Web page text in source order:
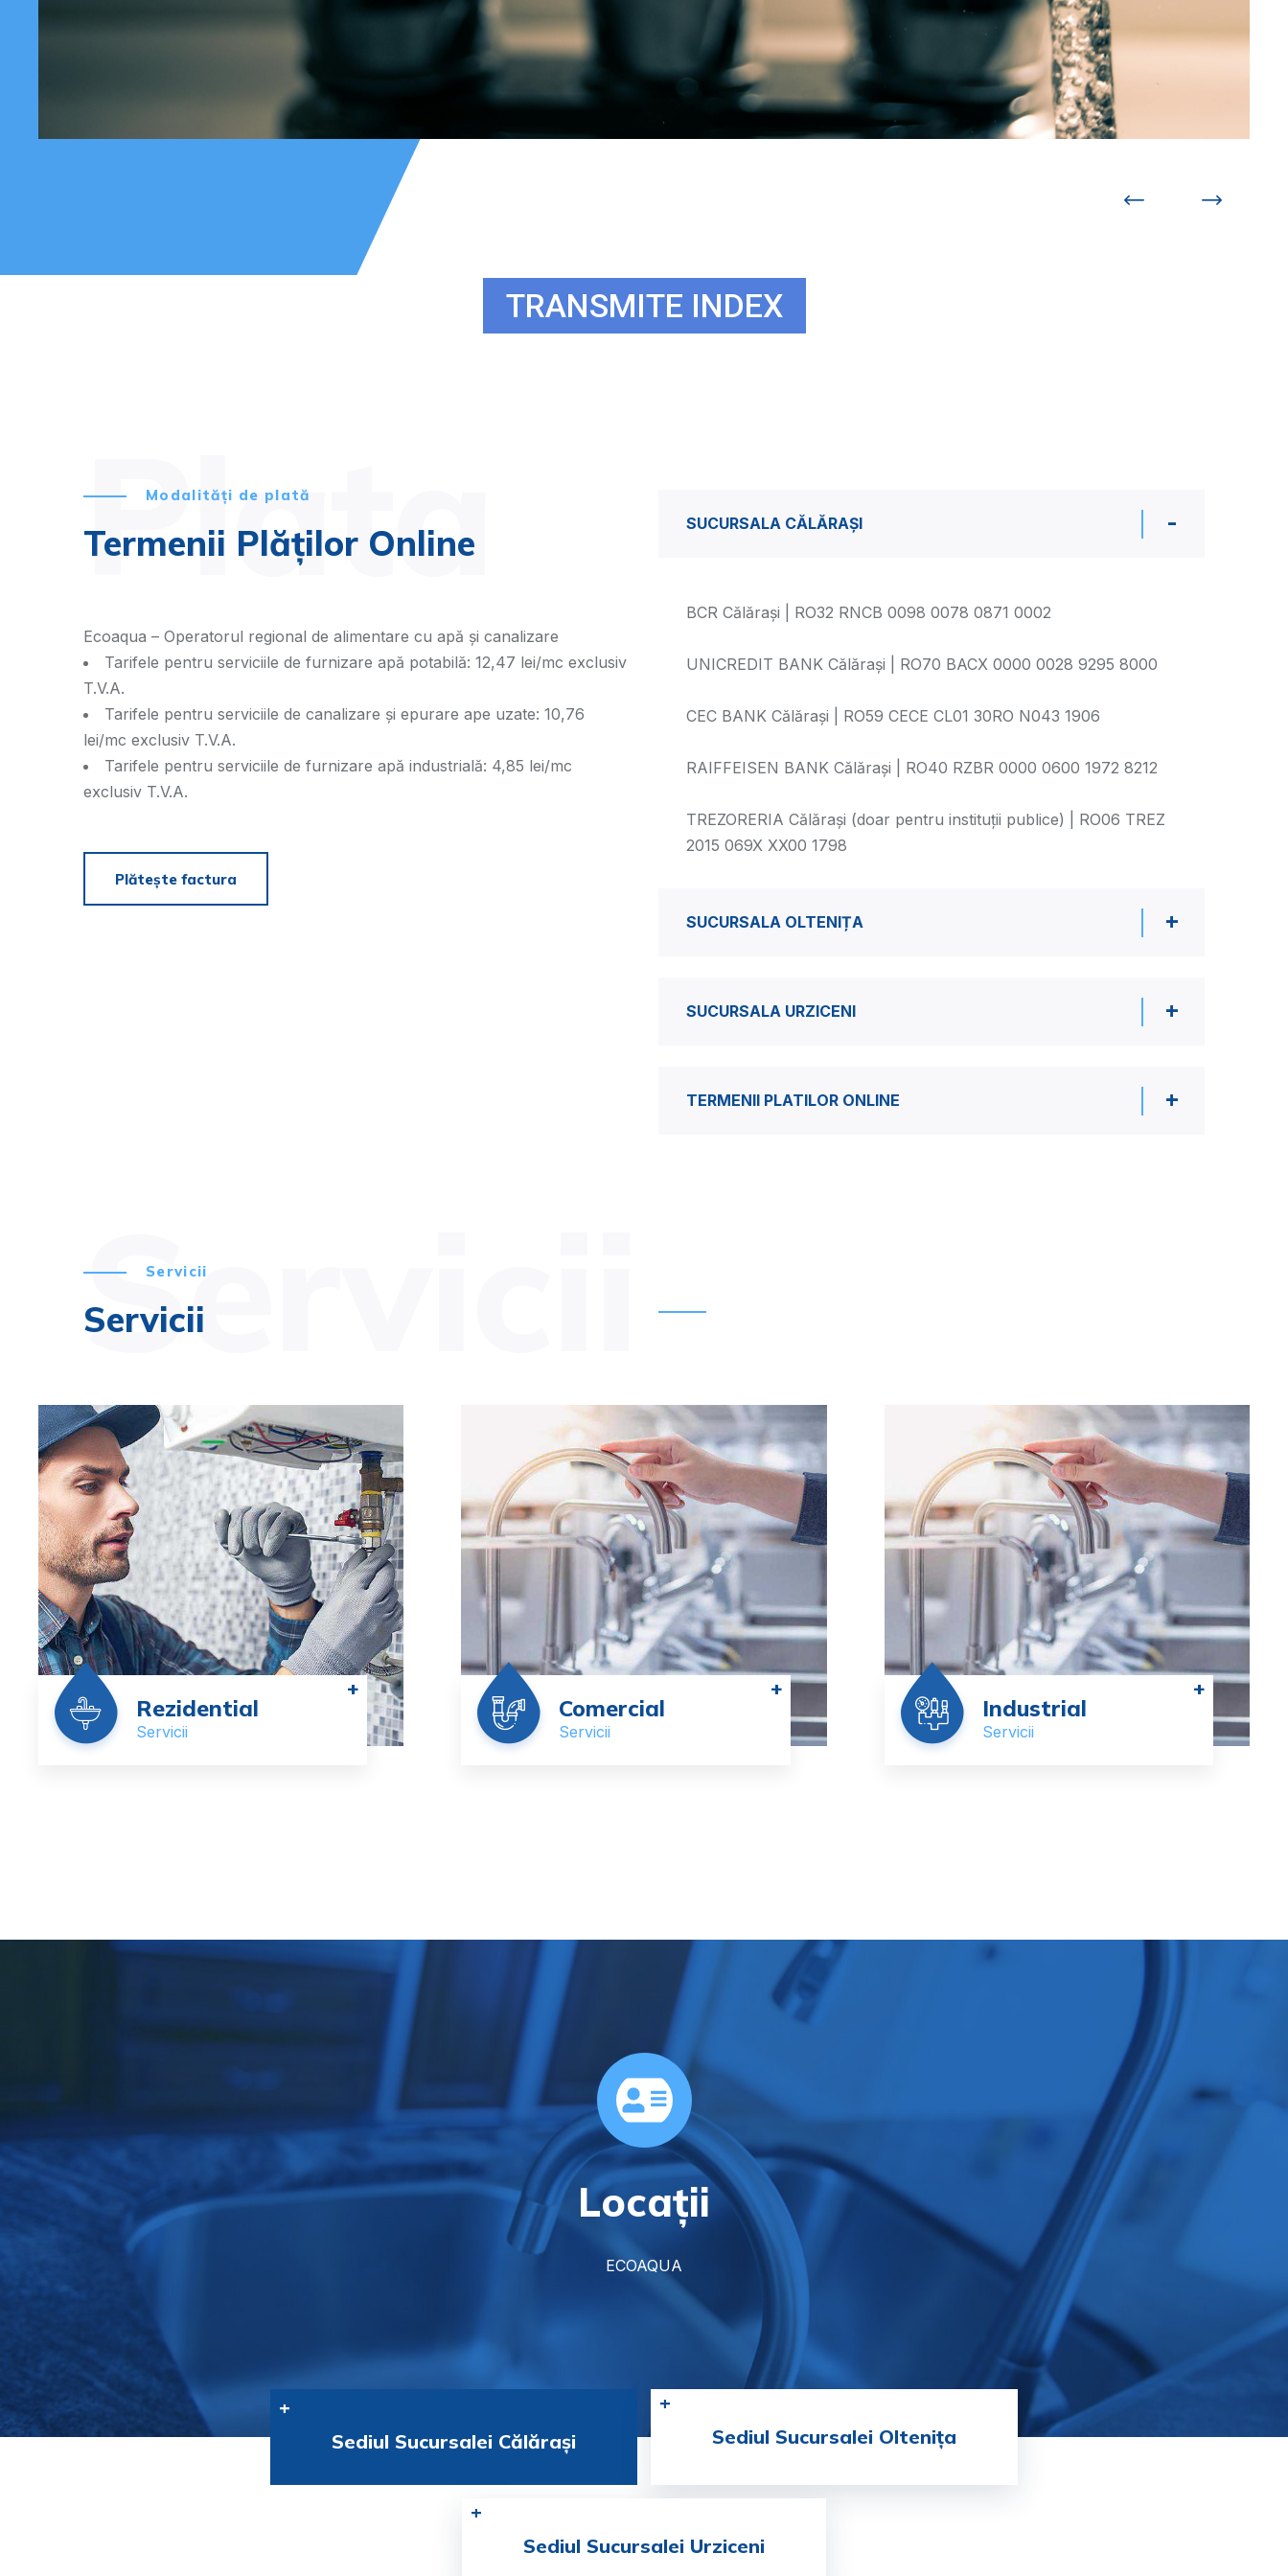
TRANSMITE INDEX
Plata
Modalități de plată
Termenii Plăților Online
Ecoaqua – Operatorul regional de alimentare cu apă și canalizare
Tarifele pentru serviciile de furnizare apă potabilă: 12,47 lei/mc exclusiv
T.V.A.
Tarifele pentru serviciile de canalizare și epurare ape uzate: 10,76
lei/mc exclusiv T.V.A.
Tarifele pentru serviciile de furnizare apă industrială: 4,85 lei/mc
exclusiv T.V.A.
Plătește factura
SUCURSALA CĂLĂRAȘI
BCR Călărași | RO32 RNCB 0098 0078 0871 0002
UNICREDIT BANK Călărași | RO70 BACX 0000 0028 9295 8000
CEC BANK Călărași | RO59 CECE CL01 30RO N043 1906
RAIFFEISEN BANK Călărași | RO40 RZBR 0000 0600 1972 8212
TREZORERIA Călărași (doar pentru instituții publice) | RO06 TREZ
2015 069X XX00 1798
SUCURSALA OLTENIȚA
SUCURSALA URZICENI
TERMENII PLATILOR ONLINE
Servicii
Servicii
Servicii
Rezidential
Servicii
+
Comercial
Servicii
+
Industrial
Servicii
+
Locații
ECOAQUA
Sediul Sucursalei Călărași Sediul Sucursalei Oltenița
Sediul Sucursalei Urziceni